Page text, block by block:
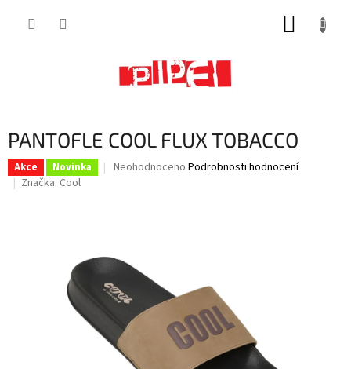
PANTOFLE COOL FLUX TOBACCO
Akce Novinka
Průměrné
5
hvězdiček.
Neohodnoceno Podrobnosti hodnocení
Značka: Cool